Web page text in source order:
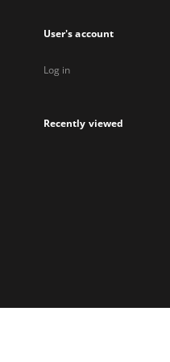
User's account
Log in
Recently viewed